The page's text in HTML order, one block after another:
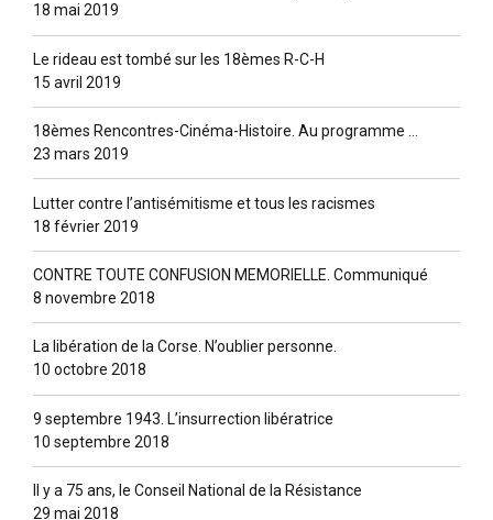
18 mai 2019
Le rideau est tombé sur les 18èmes R-C-H
15 avril 2019
18èmes Rencontres-Cinéma-Histoire. Au programme …
23 mars 2019
Lutter contre l’antisémitisme et tous les racismes
18 février 2019
CONTRE TOUTE CONFUSION MEMORIELLE. Communiqué
8 novembre 2018
La libération de la Corse. N’oublier personne.
10 octobre 2018
9 septembre 1943. L’insurrection libératrice
10 septembre 2018
Il y a 75 ans, le Conseil National de la Résistance
29 mai 2018